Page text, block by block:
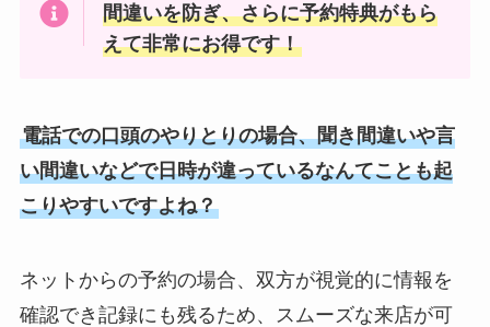
間違いを防ぎ、さらに予約特典がもら
えて非常にお得です！
電話での口頭のやりとりの場合、聞き間違いや言
い間違いなどで日時が違っているなんてことも起
こりやすいですよね？
ネットからの予約の場合、双方が視覚的に情報を
確認でき記録にも残るため、スムーズな来店が可